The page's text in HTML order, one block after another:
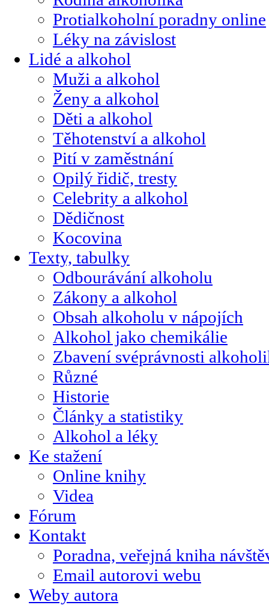
Protialkoholní poradny online
Léky na závislost
Lidé a alkohol
Muži a alkohol
Ženy a alkohol
Děti a alkohol
Těhotenství a alkohol
Pití v zaměstnání
Opilý řidič, tresty
Celebrity a alkohol
Dědičnost
Kocovina
Texty, tabulky
Odbourávání alkoholu
Zákony a alkohol
Obsah alkoholu v nápojích
Alkohol jako chemikálie
Zbavení svéprávnosti
Různé
Historie
Články a statistiky
Alkohol a léky
Ke stažení
Online knihy
Videa
Fórum
Kontakt
Poradna, veřejná kniha
Email autorovi webu
Weby autora